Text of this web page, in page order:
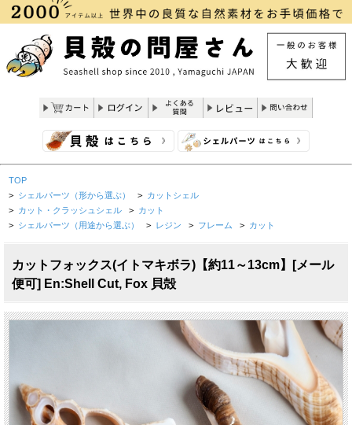
TOP
> シェルパーツ（形から選ぶ） > カットシェル
> カット・クラッシュシェル > カット
> シェルパーツ（用途から選ぶ） > レジン > フレーム > カット
カットフォックス(イトマキボラ)【約11～13cm】[メール
便可] En:Shell Cut, Fox 貝殻